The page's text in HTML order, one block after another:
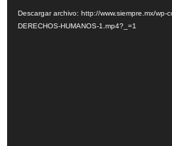
vídeo
Descargar archivo: http://www.siempre.mx/
DERECHOS-HUMANOS-1.mp4?_=1